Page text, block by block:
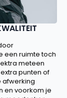
een ruimte toch
meteen
punten of
afwerking
en voorkom je